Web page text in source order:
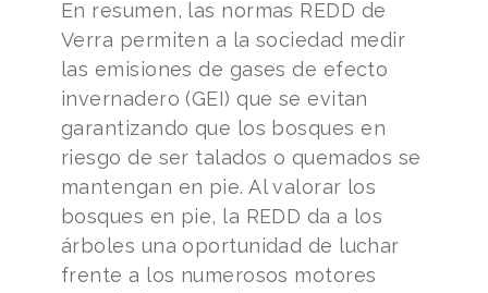
En resumen, las normas REDD de
Verra permiten a la sociedad medir
las emisiones de gases de efecto
invernadero (GEI) que se evitan
garantizando que los bosques en
riesgo de ser talados o quemados se
mantengan en pie. Al valorar los
bosques en pie, la REDD da a los
árboles una oportunidad de luchar
frente a los numerosos motores